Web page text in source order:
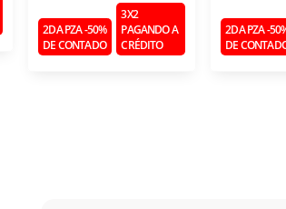
2DA PZA -50%
DE CONTADO
3X2
PAGANDO A
CRÉDITO
2DA PZA -
DE